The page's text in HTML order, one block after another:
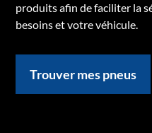
produits afin de faciliter la
besoins et votre véhicule.
Trouver mes pneus